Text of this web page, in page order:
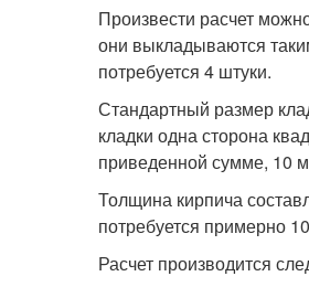
Произвести расчет
они выкладываются
потребуется 4 штуки.
Стандартный размер
кладки одна сторона
приведенной сумме, 10
Толщина кирпича
потребуется примерно
Расчет производится